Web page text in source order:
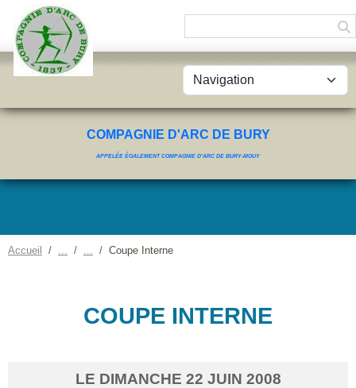
COMPAGNIE D'ARC DE BURY
APPELÉE ÉGALEMENT COMPAGNIE D'ARC DE BURY-MOUY
Accueil Coupe Interne
COUPE INTERNE
LE DIMANCHE 22 JUIN 2008
Panneau de gestion des cookies